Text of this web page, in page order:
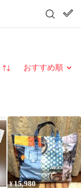
並び替え
¥15,980